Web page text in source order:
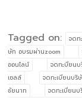
Tagged on: จดท
ษัท อบรมผ่านzoom
ออนไลน์
จดทะบียนบ
เซลล์
จดทะเบียนบริ
ชัยนาท
จดทะเบียน